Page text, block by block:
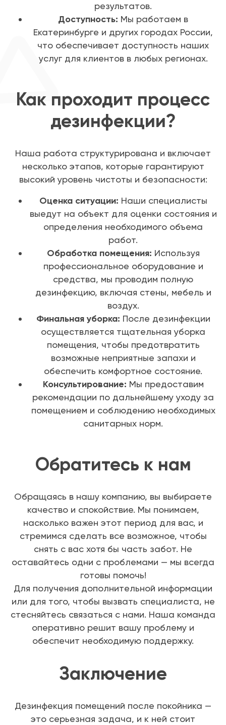
результатов.
Доступность: Мы работаем в
Екатеринбурге и других городах России,
что обеспечивает доступность наших
услуг для клиентов в любых регионах.
Как проходит процесс
дезинфекции?
Наша работа структурирована и включает
несколько этапов, которые гарантируют
высокий уровень чистоты и безопасности:
Оценка ситуации: Наши специалисты
выедут на объект для оценки состояния и
определения необходимого объема
работ.
Обработка помещения: Используя
профессиональное оборудование и
средства, мы проводим полную
дезинфекцию, включая стены, мебель и
воздух.
Финальная уборка: После дезинфекции
осуществляется тщательная уборка
помещения, чтобы предотвратить
возможные неприятные запахи и
обеспечить комфортное состояние.
Консультирование: Мы предоставим
рекомендации по дальнейшему уходу за
помещением и соблюдению необходимых
санитарных норм.
Обратитесь к нам
Обращаясь в нашу компанию, вы выбираете
качество и спокойствие. Мы понимаем,
насколько важен этот период для вас, и
стремимся сделать все возможное, чтобы
снять с вас хотя бы часть забот. Не
оставайтесь одни с проблемами — мы всегда
готовы помочь!
Для получения дополнительной информации
или для того, чтобы вызвать специалиста, не
стесняйтесь связаться с нами. Наша команда
оперативно решит вашу проблему и
обеспечит необходимую поддержку.
Заключение
Дезинфекция помещений после покойника —
это серьезная задача, и к ней стоит